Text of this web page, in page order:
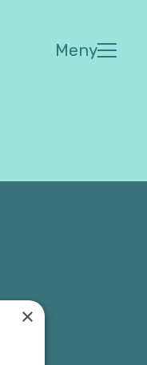
Meny
×